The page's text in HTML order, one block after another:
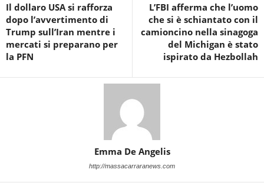
Il dollaro USA si rafforza
dopo l’avvertimento di
Trump sull’Iran mentre i
mercati si preparano per
la PFN
L’FBI afferma che l’uomo
che si è schiantato con il
camioncino nella sinagoga
del Michigan è stato
ispirato da Hezbollah
Emma De Angelis
http://massacarraranews.com